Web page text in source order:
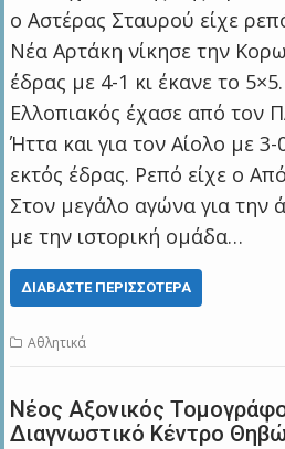
ο Αστέρας Σταυρού είχε
Νέα Αρτάκη νίκησε την
έδρας με 4-1 κι έκανε το
Ελλοπιακός έχασε από τον
Ήττα και για τον Αίολο με
εκτός έδρας. Ρεπό είχε ο
Στον μεγάλο αγώνα για την
με την ιστορική ομάδα…
ΔΙΑΒΆΣΤΕ ΠΕΡΙΣΣΌΤΕΡΑ
Αθλητικά
Νέος Αξονικός
Διαγνωστικό Κέντρο